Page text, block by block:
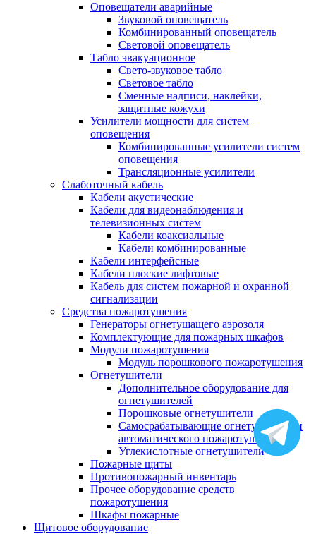
Оповещатели аварийные
Звуковой оповещатель
Комбинированный оповещатель
Световой оповещатель
Табло эвакуационное
Свето-звуковое табло
Световое табло
Сменные надписи, наклейки,
защитные кожухи
Усилители мощности для систем
оповещения
Комбинированные усилители систем
оповещения
Трансляционные усилители
Слаботочный кабель
Кабели акустические
Кабели для видеонаблюдения и
телевизионных систем
Кабели коаксиальные
Кабели комбинированные
Кабели интерфейсные
Кабели плоские лифтовые
Кабель для систем пожарной и охранной
сигнализации
Средства пожаротушения
Генераторы огнетушащего аэрозоля
Комплектующие для пожарных шкафов
Модули пожаротушения
Модуль порошкового пожаротушения
Огнетушители
Дополнительное оборудование для
огнетушителей
Порошковые огнетушители
Самосрабатывающие огнетушители и
автоматического пожаротушения
Углекислотные огнетушители
Пожарные щиты
Противопожарный инвентарь
Прочее оборудование средств
пожаротушения
Шкафы пожарные
Щитовое оборудование